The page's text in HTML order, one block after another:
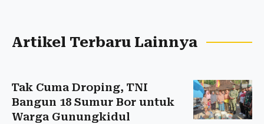
Artikel Terbaru Lainnya
Tak Cuma Droping, TNI
Bangun 18 Sumur Bor untuk
Warga Gunungkidul